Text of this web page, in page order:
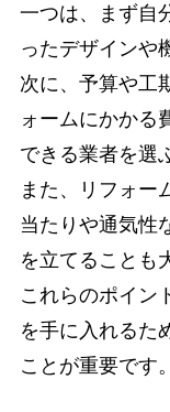
一つは、まず自
ったデザインや
次に、予算や工
ォームにかかる
できる業者を選
また、リフォー
当たりや通気性
を立てることも
これらのポイン
を手に入れるた
ことが重要です。